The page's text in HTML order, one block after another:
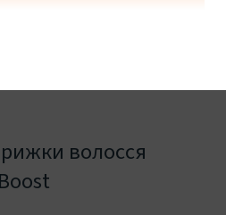
волосся